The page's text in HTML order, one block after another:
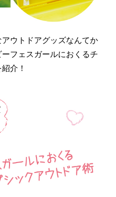
ウトドアグッズなんてか
フェスガールにおくるチ
介！